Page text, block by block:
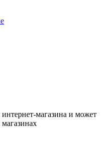
магазина и может